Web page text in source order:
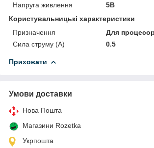
Напруга живлення
5В
Користувальницькі характеристики
Призначення
Для
Сила струму (А)
0.5
Приховати
Умови доставки
Нова Пошта
Магазини Rozetka
Укрпошта